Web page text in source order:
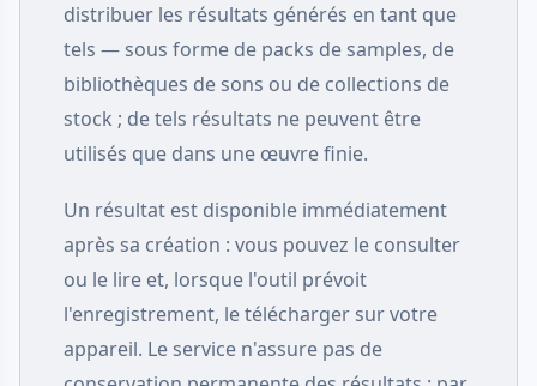
distribuer les résultats générés en tant que
tels — sous forme de packs de samples, de
bibliothèques de sons ou de collections de
stock ; de tels résultats ne peuvent être
utilisés que dans une œuvre finie.
Un résultat est disponible immédiatement
après sa création : vous pouvez le consulter
ou le lire et, lorsque l'outil prévoit
l'enregistrement, le télécharger sur votre
appareil. Le service n'assure pas de